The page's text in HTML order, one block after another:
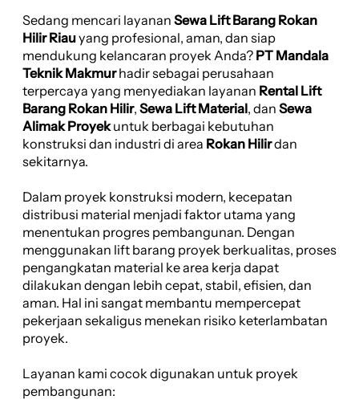
Sedang mencari layanan Sewa Lift Barang Rokan
Hilir Riauyang profesional, aman, dan siap
mendukung kelancaran proyek Anda? PT Mandala
Teknik Makmurhadir sebagai perusahaan
terpercaya yang menyediakan layanan Rental Lift
Barang Rokan Hilir, Sewa Lift Material, dan Sewa
Alimak Proyekuntuk berbagai kebutuhan
konstruksi dan industri di area Rokan Hilirdan
sekitarnya.
Dalam proyek konstruksi modern, kecepatan
distribusi material menjadi faktor utama yang
menentukan progres pembangunan. Dengan
menggunakan lift barang proyek berkualitas, proses
pengangkatan material ke area kerja dapat
dilakukan dengan lebih cepat, stabil, efisien, dan
aman. Hal ini sangat membantu mempercepat
pekerjaan sekaligus menekan risiko keterlambatan
proyek.
Layanan kami cocok digunakan untuk proyek
pembangunan: